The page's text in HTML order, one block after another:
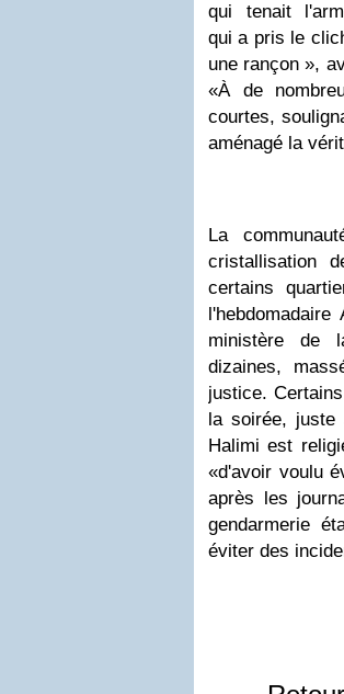
qui tenait
qui a pris le
une ­rançon »,
«À de
courtes,
aménagé la
La
cristallisation
certains
ministère de
dizaines,
justice.
la soirée, juste
Halimi est
«d'avoir voulu
après les
gendarmerie
éviter des